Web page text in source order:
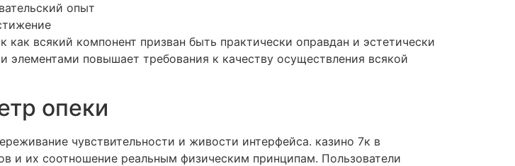
опыт
всякий компонент призван быть практически оправдан и эстетически
повышает требования к качеству осуществления всякой
опеки
чувствительности и живости интерфейса. казино 7к в
и их соотношение реальным физическим принципам. Пользователи